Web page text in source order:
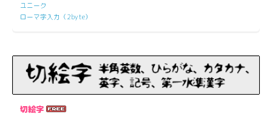
ユニーク
ローマ字入力（2byte）
切絵字